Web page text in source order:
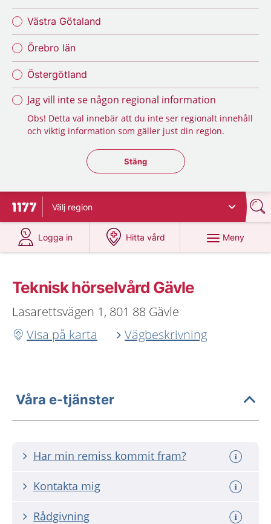
Västra Götaland
Örebro län
Östergötland
Jag vill inte se någon regional information
Obs! Detta val innebär att du inte ser regionalt innehåll
och viktig information som gäller just din region.
Stäng regionsväljaren
Stäng
Till startsidan för 1177
Välj region
Logga in
på 1177.se
Hitta vård
på 1177.se
Meny
Teknisk hörselvård Gävle
Lasarettsvägen 1, 801 88 Gävle
Visa på karta
Vägbeskrivning
Våra e-tjänster
Har min remiss kommit fram?
Kontakta mig
Rådgivning